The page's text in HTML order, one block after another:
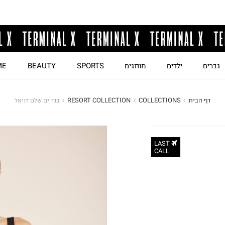
גברים ילדים מותגים SPORTS
BEAUTY
דף הבית COLLECTIONS
RESORT COLLECTION בגד ים שלם דניאל
LAST
CALL